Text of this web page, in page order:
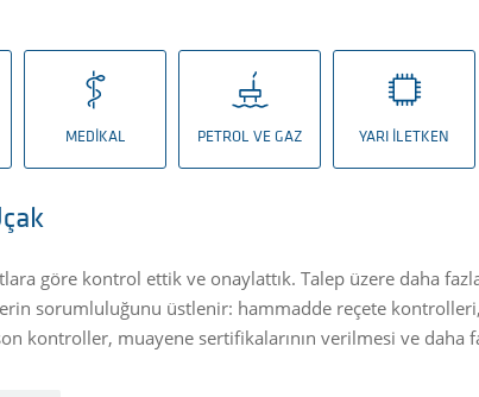
MEDIKAL PETROL VE GAZ YARI İLETKEN
göre kontrol ettik ve onaylattık. Talep üzere daha
sorumluluğunu üstlenir: hammadde reçete
kontroller, muayene sertifikalarının verilmesi ve daha